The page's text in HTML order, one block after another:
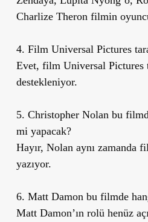
Charlize Theron filmin
4. Film Universal Pictures
Evet, film Universal Pictures
destekleniyor.
5. Christopher Nolan bu
mi yapacak?
Hayır, Nolan aynı zamanda
yazıyor.
6. Matt Damon bu filmde
Matt Damon’ın rolü henüz